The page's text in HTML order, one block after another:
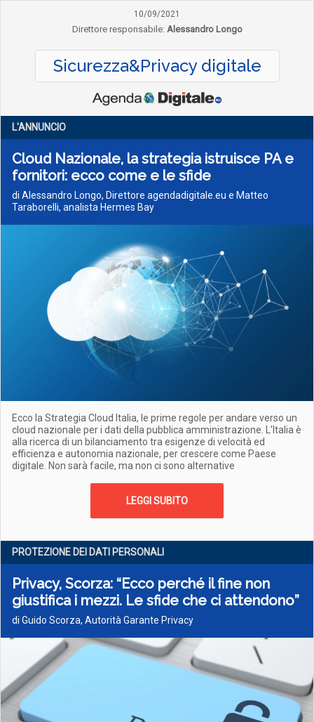
10/09/2021
Direttore responsabile: Alessandro Longo
Sicurezza&Privacy digitale
L'ANNUNCIO
Cloud Nazionale, la strategia istruisce PA e
fornitori: ecco come e le sfide
di Alessandro Longo, Direttore agendadigitale.eu e Matteo
Taraborelli, analista Hermes Bay
Ecco la Strategia Cloud Italia, le prime regole per andare verso un
cloud nazionale per i dati della pubblica amministrazione. L'Italia è
alla ricerca di un bilanciamento tra esigenze di velocità ed
efficienza e autonomia nazionale, per crescere come Paese
digitale. Non sarà facile, ma non ci sono alternative
LEGGI SUBITO
PROTEZIONE DEI DATI PERSONALI
Privacy, Scorza: “Ecco perché il fine non
giustifica i mezzi. Le sfide che ci attendono”
di Guido Scorza, Autorità Garante Privacy